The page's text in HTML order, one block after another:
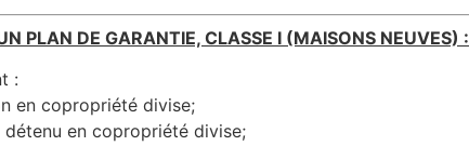
PLAN DE GARANTIE, CLASSE I (MAISONS NEUVES) :
:
en copropriété divise;
en copropriété divise;